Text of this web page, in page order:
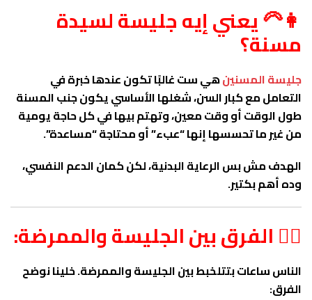
👩‍🦳 يعني إيه جليسة لسيدة
مسنة؟
جليسة المسنينهي ست غالبًا تكون عندها خبرة في
التعامل مع كبار السن، شغلها الأساسي يكون جنب المسنة
طول الوقت أو وقت معين، وتهتم بيها في كل حاجة يومية
من غير ما تحسسها إنها “عبء” أو محتاجة “مساعدة”.
الهدف مش بس الرعاية البدنية، لكن كمان الدعم النفسي،
وده أهم بكتير.
👩‍⚕️ الفرق بين الجليسة والممرضة:
الناس ساعات بتتلخبط بين الجليسة والممرضة. خلينا نوضح
الفرق: